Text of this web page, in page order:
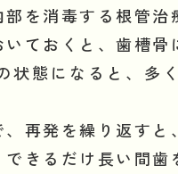
を消毒する根管
ておくと、歯槽
状態になると、多
再発を繰り返す
きるだけ長い間